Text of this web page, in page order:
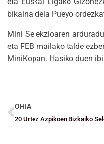
bikaina dela Pueyo
Mini Selekzioaren
eta FEB mailako talde
MiniKopan. Hasiko duen
OHIA
20 Urtez Azpikoen Bizkaiko